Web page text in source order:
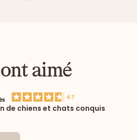
aimé
de chiens et chats conquis